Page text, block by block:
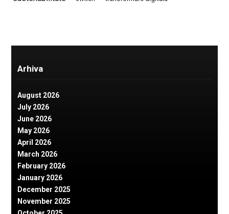
Arhiva
August 2026
July 2026
June 2026
May 2026
April 2026
March 2026
February 2026
January 2026
December 2025
November 2025